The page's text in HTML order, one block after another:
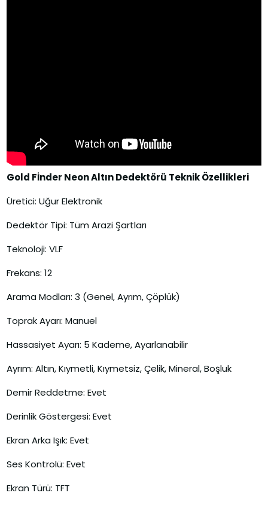
Gold Fİnder Neon Altın Dedektörü Teknik Özellikleri
Üretici: Uğur Elektronik
Dedektör Tipi: Tüm Arazi Şartları
Teknoloji: VLF
Frekans: 12
Arama Modları: 3 (Genel, Ayrım, Çöplük)
Toprak Ayarı: Manuel
Hassasiyet Ayarı: 5 Kademe, Ayarlanabilir
Ayrım: Altın, Kıymetli, Kıymetsiz, Çelik, Mineral, Boşluk
Demir Reddetme: Evet
Derinlik Göstergesi: Evet
Ekran Arka Işık: Evet
Ses Kontrolü: Evet
Ekran Türü: TFT